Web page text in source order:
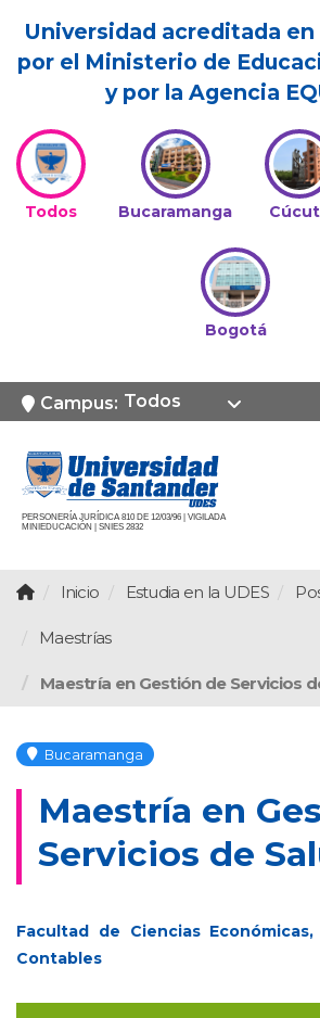
Universidad acreditada
por el Ministerio de
y por la Agencia
Todos Bucaramanga
Bogotá
Campus: Todos
PERSONERÍA JURÍDICA 810 DE 12/03/96 | VIGILADA
MINIEDUCACIÓN | SNIES 2832
Inicio Estudia en la UDES
Maestrías
Maestría en Gestión de Servicios
Bucaramanga
Maestría en
Servicios de
Facultad de Ciencias
Contables